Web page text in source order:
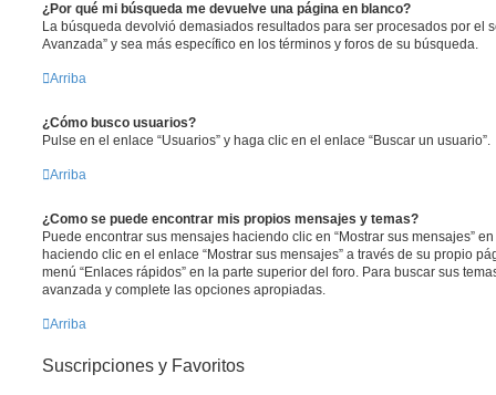
¿Por qué mi búsqueda me devuelve una página en blanco?
La búsqueda devolvió demasiados resultados para ser procesados por el
Avanzada” y sea más específico en los términos y foros de su búsqueda.
Arriba
¿Cómo busco usuarios?
Pulse en el enlace “Usuarios” y haga clic en el enlace “Buscar un usuario”.
Arriba
¿Como se puede encontrar mis propios mensajes y temas?
Puede encontrar sus mensajes haciendo clic en “Mostrar sus mensajes”
haciendo clic en el enlace “Mostrar sus mensajes” a través de su propio
menú “Enlaces rápidos” en la parte superior del foro. Para buscar sus
avanzada y complete las opciones apropiadas.
Arriba
Suscripciones y Favoritos